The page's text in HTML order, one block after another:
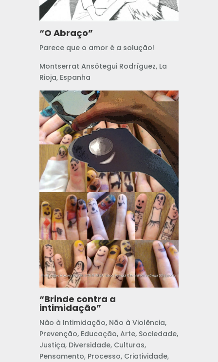
“O Abraço”
Parece que o amor é a solução!
Montserrat Ansótegui Rodríguez, La
Rioja, Espanha
“Brinde contra a
intimidação”
Não à Intimidação, Não à Violência,
Prevenção, Educação, Arte, Sociedade,
Justiça, Diversidade, Culturas,
Pensamento, Processo, Criatividade,